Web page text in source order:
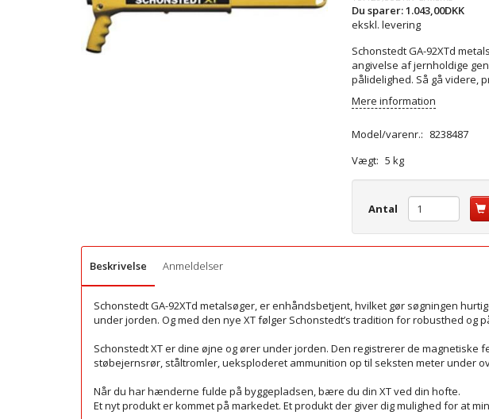
Du sparer:1.043,00DKK
ekskl. levering
Schonstedt GA-92XTd
angivelse af jernholdige
pålidelighed. Så gå videre,
Mere information
Model/varenr.: 8238487
Vægt: 5 kg
Antal
Beskrivelse Anmeldelser
Schonstedt GA-92XTd metalsøger, er enhåndsbetjent, hvilket gør søgningen
under jorden. Og med den nye XT følger Schonstedt’s tradition for robusthed og
Schonstedt XT er dine øjne og ører under jorden. Den registrerer de
støbejernsrør, ståltromler, ueksploderet ammunition op til seksten meter under
Når du har hænderne fulde på byggepladsen, bære du din XT ved din hofte.
Et nyt produkt er kommet på markedet. Et produkt der giver dig mulighed for at